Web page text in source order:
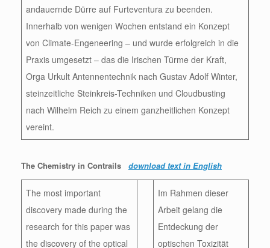
andauernde Dürre auf Furteventura zu beenden.
Innerhalb von wenigen Wochen entstand ein Konzept
von Climate-Engeneering – und wurde erfolgreich in die
Praxis umgesetzt – das die Irischen Türme der Kraft,
Orga Urkult Antennentechnik nach Gustav Adolf Winter,
steinzeitliche Steinkreis-Techniken und Cloudbusting
nach Wilhelm Reich zu einem ganzheitlichen Konzept
vereint.
The Chemistry in Contrails download text in English
The most important
discovery made during the
research for this paper was
the discovery of the optical
Im Rahmen dieser
Arbeit gelang die
Entdeckung der
optischen Toxizität